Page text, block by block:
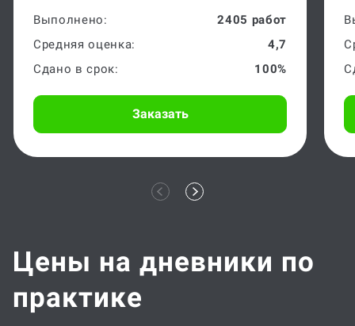
Выполнено:
2405 работ
Средняя оценка:
4,7
Сдано в срок:
100%
Заказать
Цены на дневники по
практике